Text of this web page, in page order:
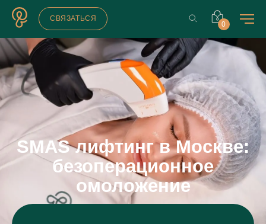
СВЯЗАТЬСЯ
0
Главная страница Услуги
Аппаратная косметология
SMAS-лифтинг
SMAS лифтинг в Москве:
безоперационное
омоложение